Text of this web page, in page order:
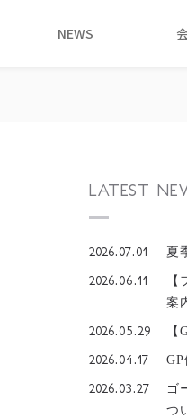
NEWS
LATEST
2026.07.01 夏
2026.06.11
案
2026.05.29
2026.04.17
2026.03.27
ゴ
つ